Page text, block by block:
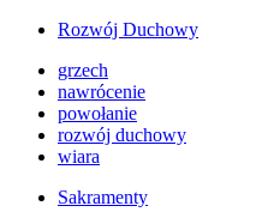
Rozwój Duchowy
grzech
nawrócenie
powołanie
rozwój duchowy
wiara
Sakramenty